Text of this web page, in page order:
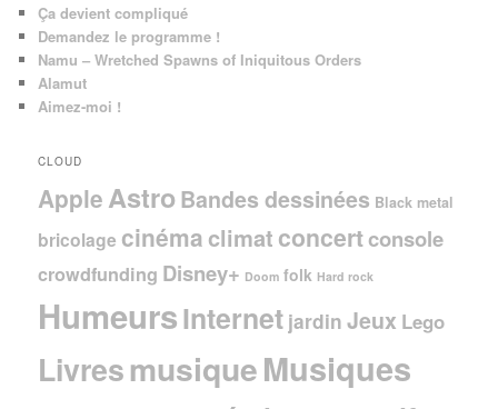
Ça devient compliqué
Demandez le programme !
Namu – Wretched Spawns of Iniquitous Orders
Alamut
Aimez-moi !
CLOUD
Apple AstroBandes dessinées Black metal
bricolage cinéma climat concertconsole
crowdfunding Disney+ Doom folk Hard rock
HumeursInternet jardin Jeux Lego
LivresmusiqueMusiques